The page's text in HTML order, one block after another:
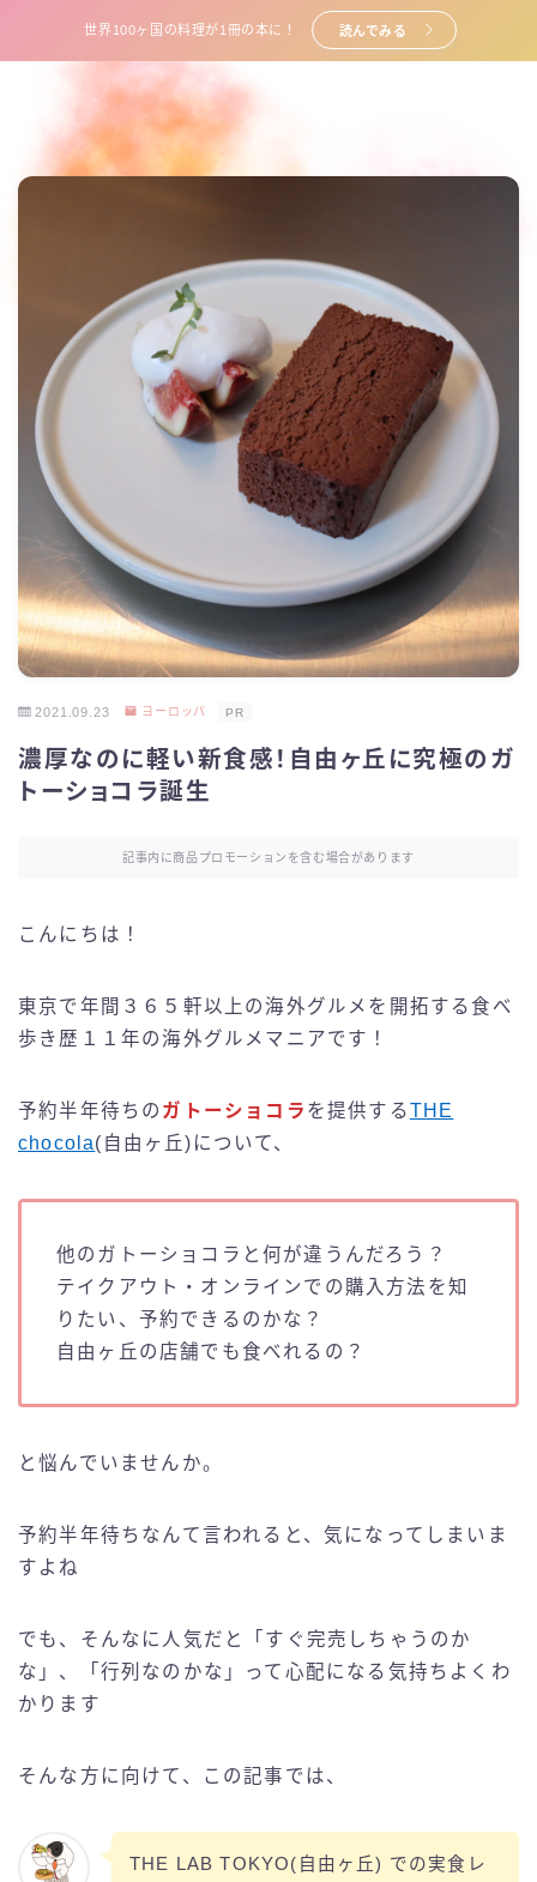
世界100ヶ国の料理が1冊の本に！ 読んでみる
2021.09.23 ヨーロッパ PR
濃厚なのに軽い新食感！自由ヶ丘に究極のガ
トーショコラ誕生
記事内に商品プロモーションを含む場合があります
こんにちは！
東京で年間３６５軒以上の海外グルメを開拓する食べ
歩き歴１１年の海外グルメマニアです！
予約半年待ちの ガトーショコラ を提供するTHE
chocola(自由ヶ丘)について、
他のガトーショコラと何が違うんだろう？
テイクアウト・オンラインでの購入方法を知
りたい、予約できるのかな？
自由ヶ丘の店舗でも食べれるの？
と悩んでいませんか。
予約半年待ちなんて言われると、気になってしまいま
すよね
でも、そんなに人気だと「すぐ完売しちゃうのか
な」、「行列なのかな」って心配になる気持ちよくわ
かります
そんな方に向けて、この記事では、
THE LAB TOKYO(自由ヶ丘) での実食レ